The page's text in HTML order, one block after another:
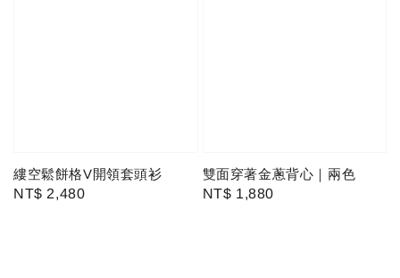
縷空鬆餅格V開領套頭衫
Regular
NT$ 2,480
雙面穿著金蔥背心｜兩色
Regular
NT$ 1,880